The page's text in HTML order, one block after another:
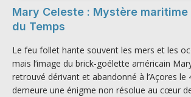
Mary Celeste : Mystère
du Temps
Le feu follet hante souvent les mers et les
mais l’image du brick-goélette américain
retrouvé dérivant et abandonné à l’Açores le
demeure une énigme non résolue au cœur